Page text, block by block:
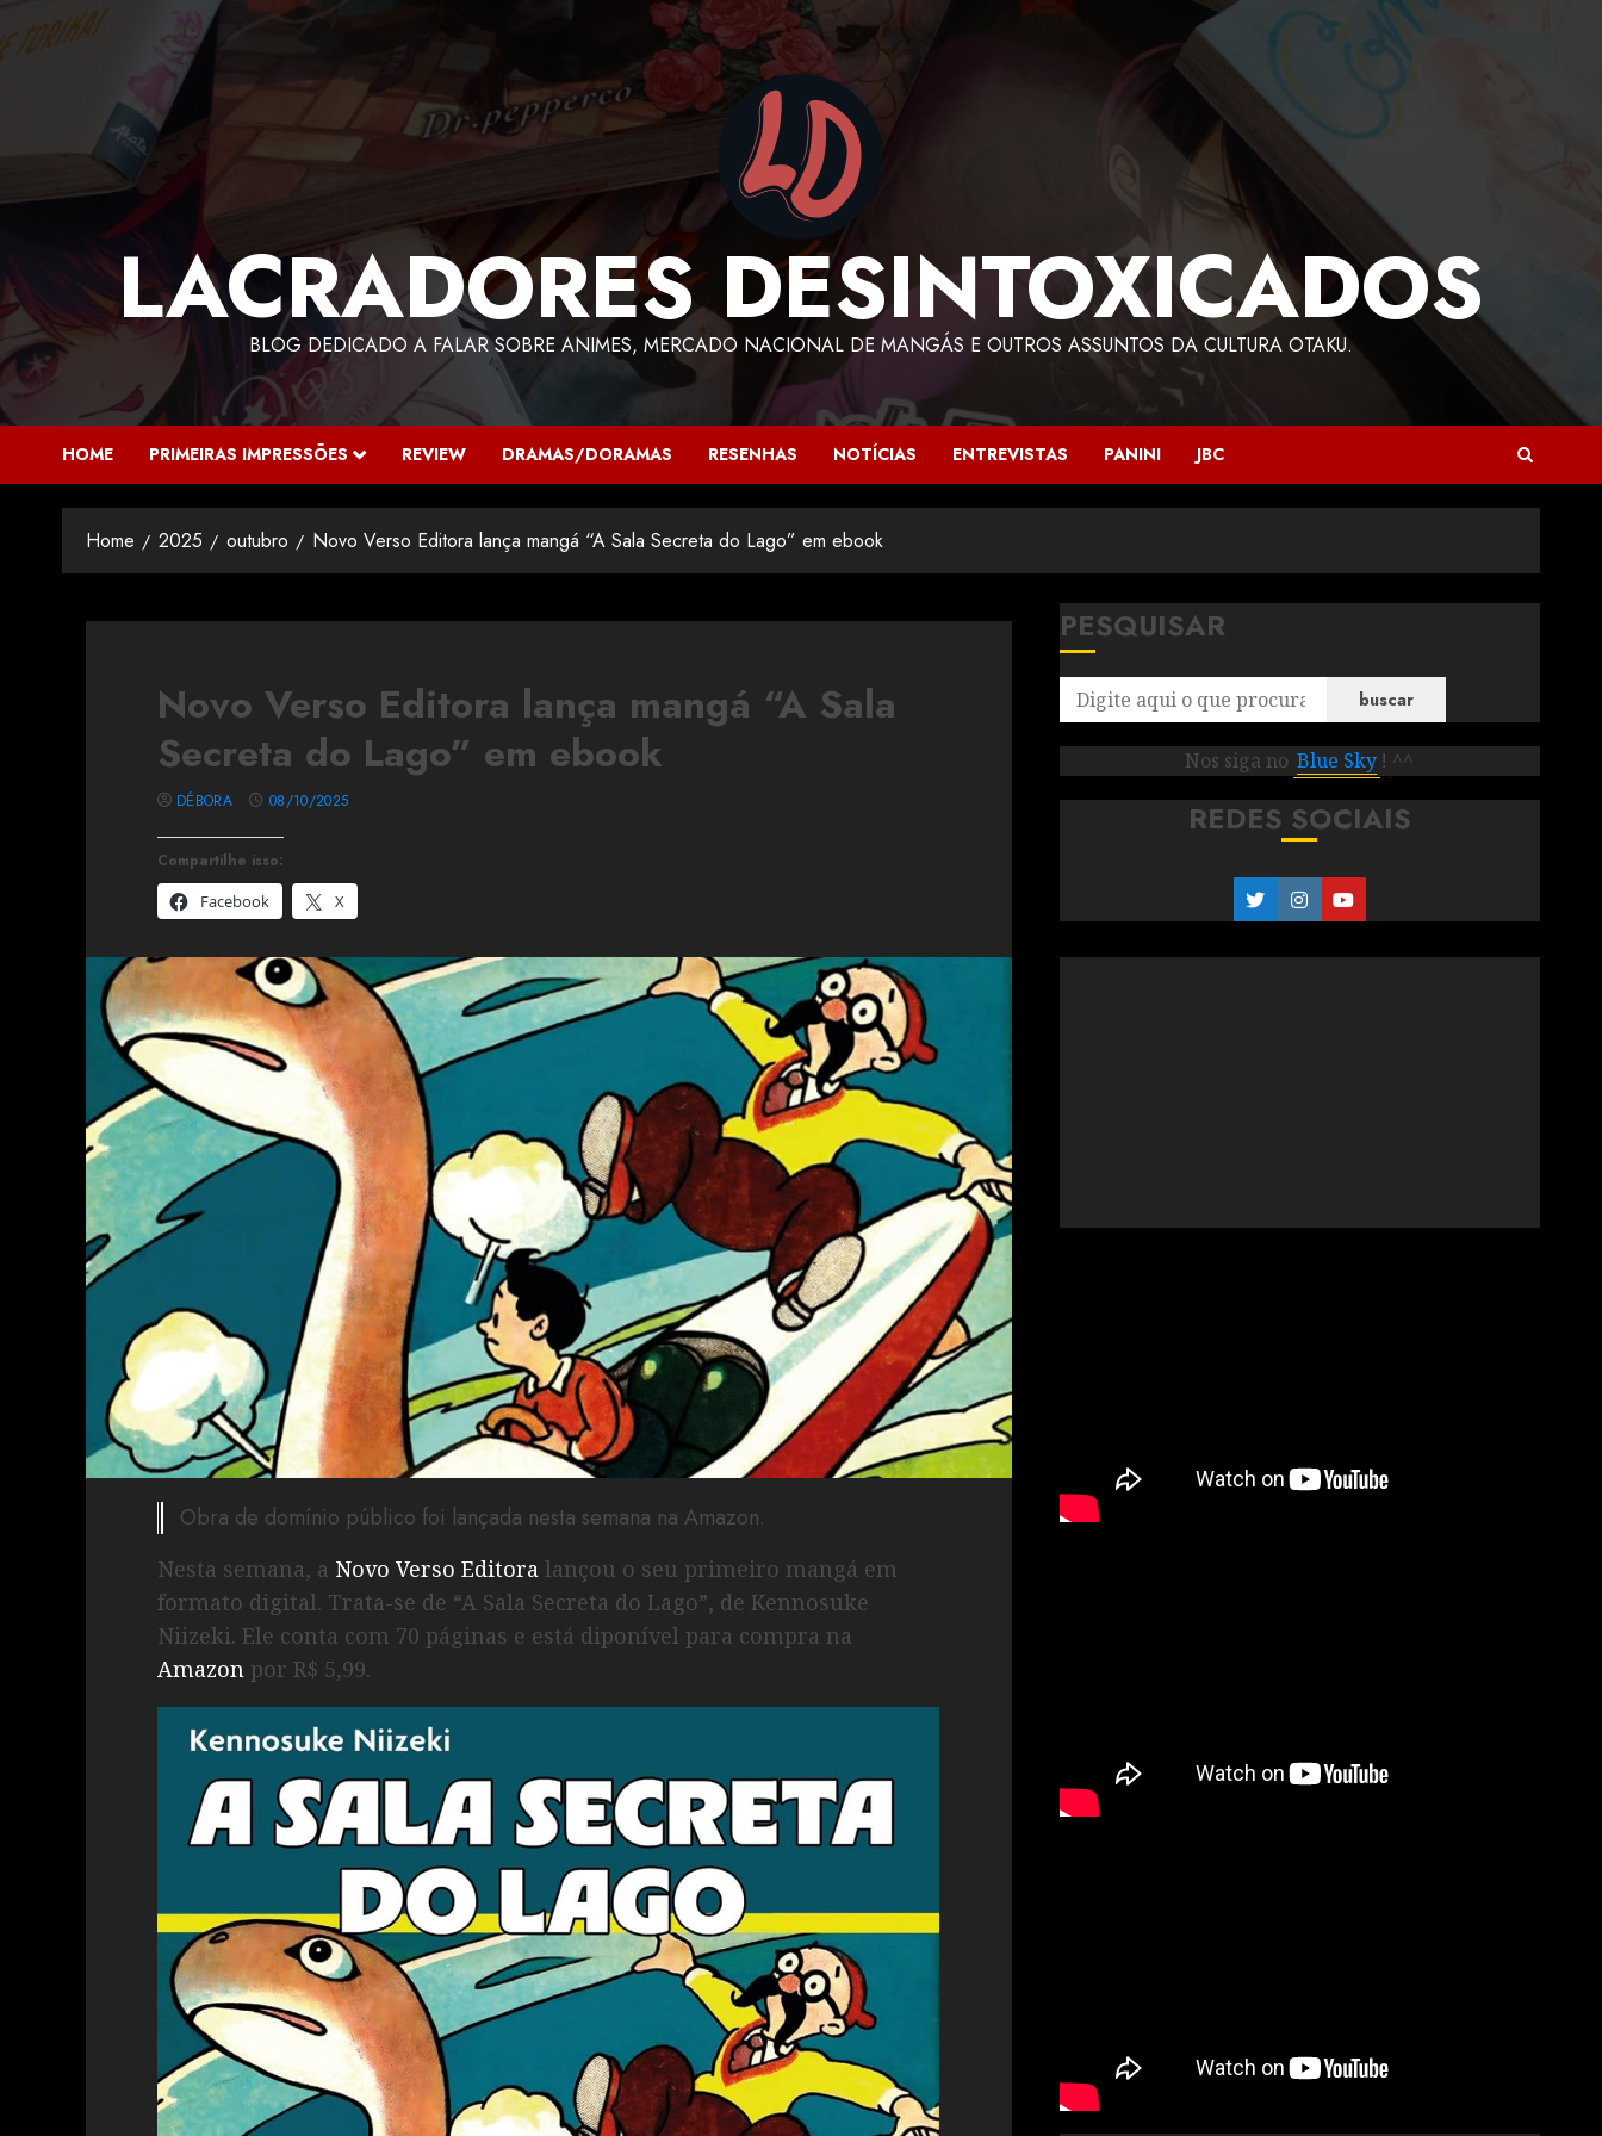
LACRADORES DESINTOXICADOS
BLOG DEDICADO A FALAR SOBRE ANIMES, MERCADO NACIONAL DE MANGÁS E OUTROS ASSUNTOS DA CULTURA OTAKU.
HOME PRIMEIRAS IMPRESSÕES REVIEW DRAMAS/DORAMAS RESENHAS NOTÍCIAS ENTREVISTAS PANINI JBC
Home 2025 outubro Novo Verso Editora lança mangá “A Sala Secreta do Lago” em ebook
Novo Verso Editora lança mangá “A Sala
Secreta do Lago” em ebook
Compartilhe isso:
Facebook
X
DÉBORA 08/10/2025
Obra de domínio público foi lançada nesta semana na Amazon.
Nesta semana, a Novo Verso Editora lançou o seu primeiro mangá em
formato digital. Trata-se de “A Sala Secreta do Lago”, de Kennosuke
Niizeki. Ele conta com 70 páginas e está diponível para compra na
Amazon por R$ 5,99.
PESQUISAR
buscar
Nos siga no Blue Sky ! ^^
REDES SOCIAIS